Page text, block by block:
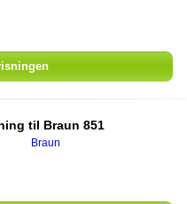
til Braun 851
Braun